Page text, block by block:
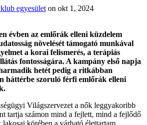
egyesület on okt 1, 2024
évben az emlőrák elleni küzdelem
növelését támogató munkával
a korai felismerés, a terápiás
fontosságára. A kampány első napja
hetét pedig a ritkábban
háttérbe szoruló férfi emlőrák elleni
Világszervezet a nők leggyakoribb
tartja számon mind a fejlett, mind a fejlődő